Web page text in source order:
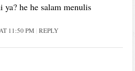
ya? he he salam menulis
11:50 PM REPLY